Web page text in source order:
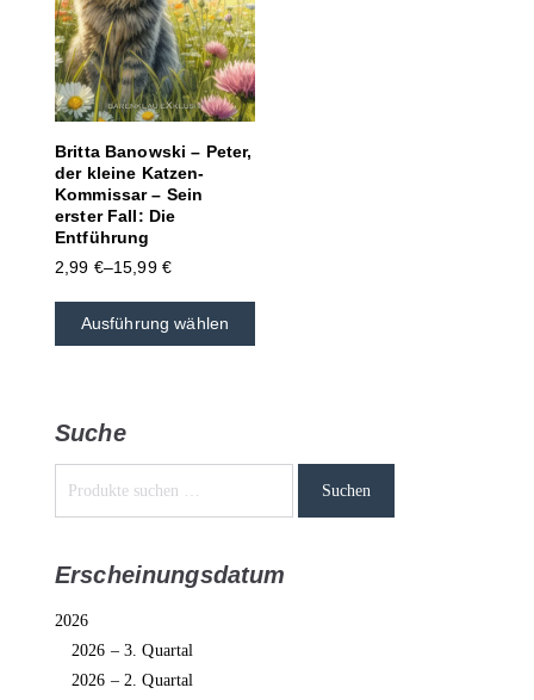
Britta Banowski – Peter,
der kleine Katzen-
Kommissar – Sein
erster Fall: Die
Entführung
2,99 €–15,99 €
Ausführung wählen
Suche
Suchen
Erscheinungsdatum
2026
2026 – 3. Quartal
2026 – 2. Quartal